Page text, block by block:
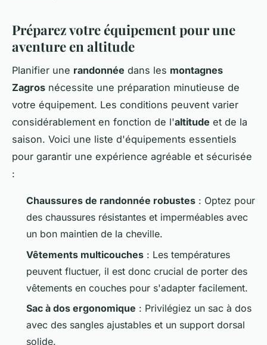
Préparez votre équipement pour une
aventure en altitude
Planifier une randonnée dans les montagnes
Zagros nécessite une préparation minutieuse de
votre équipement. Les conditions peuvent varier
considérablement en fonction de l'altitude et de la
saison. Voici une liste d'équipements essentiels
pour garantir une expérience agréable et sécurisée
:
Chaussures de randonnée robustes : Optez pour
des chaussures résistantes et imperméables avec
un bon maintien de la cheville.
Vêtements multicouches : Les températures
peuvent fluctuer, il est donc crucial de porter des
vêtements en couches pour s'adapter facilement.
Sac à dos ergonomique : Privilégiez un sac à dos
avec des sangles ajustables et un support dorsal
solide.